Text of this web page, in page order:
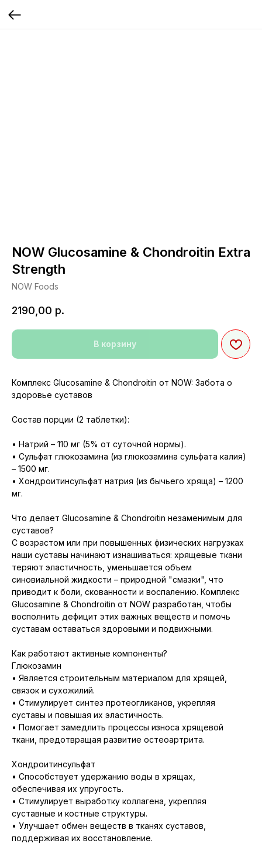
NOW Glucosamine & Chondroitin Extra
Strength
NOW Foods
2190,00 р.
В корзину
Комплекс Glucosamine & Chondroitin от NOW: Забота о
здоровье суставов
Состав порции (2 таблетки):
• Натрий – 110 мг (5% от суточной нормы).
• Сульфат глюкозамина (из глюкозамина сульфата калия)
– 1500 мг.
• Хондроитинсульфат натрия (из бычьего хряща) – 1200
мг.
Что делает Glucosamine & Chondroitin незаменимым для
суставов?
С возрастом или при повышенных физических нагрузках
наши суставы начинают изнашиваться: хрящевые ткани
теряют эластичность, уменьшается объем
синовиальной жидкости – природной "смазки", что
приводит к боли, скованности и воспалению. Комплекс
Glucosamine & Chondroitin от NOW разработан, чтобы
восполнить дефицит этих важных веществ и помочь
суставам оставаться здоровыми и подвижными.
Как работают активные компоненты?
Глюкозамин
• Является строительным материалом для хрящей,
связок и сухожилий.
• Стимулирует синтез протеогликанов, укрепляя
суставы и повышая их эластичность.
• Помогает замедлить процессы износа хрящевой
ткани, предотвращая развитие остеоартрита.
Хондроитинсульфат
• Способствует удержанию воды в хрящах,
обеспечивая их упругость.
• Стимулирует выработку коллагена, укрепляя
суставные и костные структуры.
• Улучшает обмен веществ в тканях суставов,
поддерживая их восстановление.